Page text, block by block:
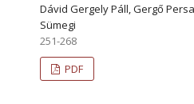
Dávid Gergely Páll, Gergő
Sümegi
251-268
PDF